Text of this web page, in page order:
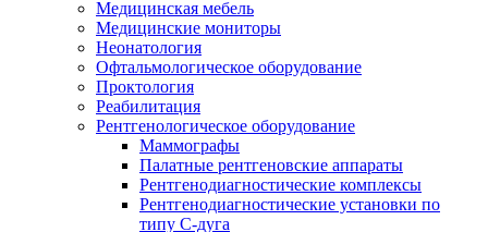
Медицинская мебель
Медицинские мониторы
Неонатология
Офтальмологическое оборудование
Проктология
Реабилитация
Рентгенологическое оборудование
Маммографы
Палатные рентгеновские аппараты
Рентгенодиагностические комплексы
Рентгенодиагностические установки по
типу С-дуга